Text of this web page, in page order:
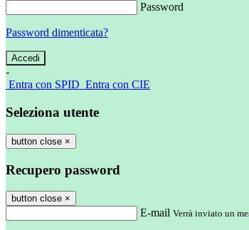
Password
Password dimenticata?
-
Entra con SPID Entra con CIE
Seleziona utente
button close ×
Recupero password
button close ×
E-mail Verrà inviato un